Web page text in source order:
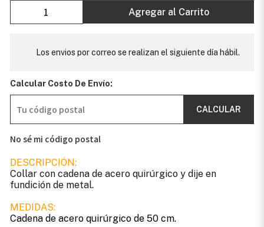
Agregar al Carrito
Los envios por correo se realizan el siguiente día hábil.
Calcular Costo De Envío:
CALCULAR
No sé mi código postal
DESCRIPCIÓN:
Collar con cadena de acero quirúrgico y dije en
fundición de metal.
MEDIDAS:
Cadena de acero quirúrgico de 50 cm.